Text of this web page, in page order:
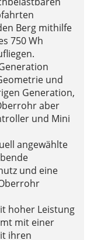
Berg mithilfe
750 Wh
und
Generation,
aber
und Mini
angewählte
und eine
hoher Leistung
mit einer
ihren